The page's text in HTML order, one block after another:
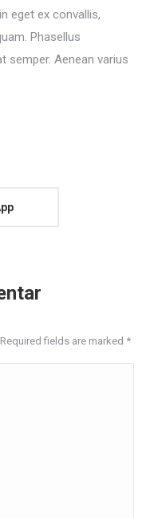
eget ex convallis,
Phasellus
semper. Aenean varius
fields are marked *